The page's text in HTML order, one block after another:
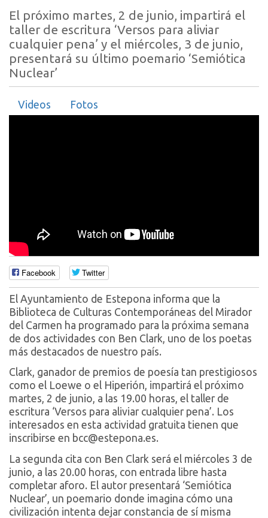
El próximo martes, 2 de junio, impartirá el
taller de escritura ‘Versos para aliviar
cualquier pena’ y el miércoles, 3 de junio,
presentará su último poemario ‘Semiótica
Nuclear’
Videos Fotos
Facebook Twitter
El Ayuntamiento de Estepona informa que la
Biblioteca de Culturas Contemporáneas del Mirador
del Carmen ha programado para la próxima semana
de dos actividades con Ben Clark, uno de los poetas
más destacados de nuestro país.
Clark, ganador de premios de poesía tan prestigiosos
como el Loewe o el Hiperión, impartirá el próximo
martes, 2 de junio, a las 19.00 horas, el taller de
escritura ‘Versos para aliviar cualquier pena’. Los
interesados en esta actividad gratuita tienen que
inscribirse en bcc@estepona.es.
La segunda cita con Ben Clark será el miércoles 3 de
junio, a las 20.00 horas, con entrada libre hasta
completar aforo. El autor presentará ‘Semiótica
Nuclear’, un poemario donde imagina cómo una
civilización intenta dejar constancia de sí misma